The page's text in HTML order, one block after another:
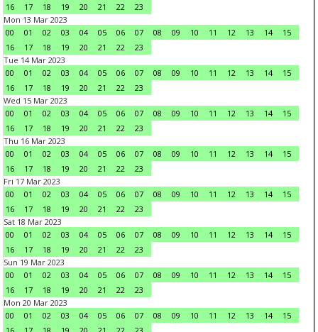
16 17 18 19 20 21 22
23
Mon 13 Mar 2023
00
01 02 03 04 05 06 07 08 09 10 11 12 13 14
15
16
17 18 19 20 21 22
23
Tue 14 Mar 2023
00
01 02 03 04 05 06 07 08 09 10 11 12 13 14
15
16
17 18 19 20 21 22
23
Wed 15 Mar 2023
00
01 02 03 04 05 06 07 08 09 10 11 12 13 14
15
16
17 18 19 20 21 22
23
Thu 16 Mar 2023
00
01 02 03 04 05 06 07 08 09 10 11 12 13 14
15
16
17 18 19 20 21 22
23
Fri 17 Mar 2023
00
01 02 03 04 05 06 07 08 09 10 11 12 13 14
15
16
17 18 19 20 21 22
23
Sat 18 Mar 2023
00
01 02 03 04 05 06 07 08 09 10 11 12 13 14
15
16
17 18 19 20 21 22
23
Sun 19 Mar 2023
00
01 02 03 04 05 06 07 08 09 10 11 12 13 14
15
16
17 18 19 20 21 22
23
Mon 20 Mar 2023
00
01 02 03 04 05 06 07 08 09 10 11 12 13 14
15